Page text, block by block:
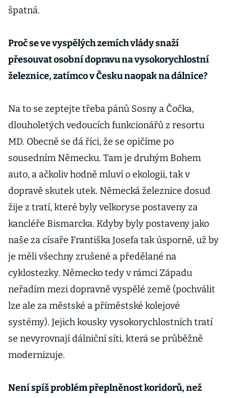
špatná.
Proč se ve vyspělých zemích vlády snaží
přesouvat osobní dopravu na vysokorychlostní
železnice, zatímco v Česku naopak na dálnice?
Na to se zeptejte třeba pánů Sosny a Čočka,
dlouholetých vedoucích funkcionářů z resortu
MD. Obecně se dá říci, že se opičíme po
sousedním Německu. Tam je druhým Bohem
auto, a ačkoliv hodně mluví o ekologii, tak v
dopravě skutek utek. Německá železnice dosud
žije z tratí, které byly velkoryse postaveny za
kancléře Bismarcka. Kdyby byly postaveny jako
naše za císaře Františka Josefa tak úsporně, už by
je měli všechny zrušené a předělané na
cyklostezky. Německo tedy v rámci Západu
neřadím mezi dopravně vyspělé země (pochválit
lze ale za městské a příměstské kolejové
systémy). Jejich kousky vysokorychlostních tratí
se nevyrovnají dálniční síti, která se průběžně
modernizuje.
Není spíš problém přeplněnost koridorů, než